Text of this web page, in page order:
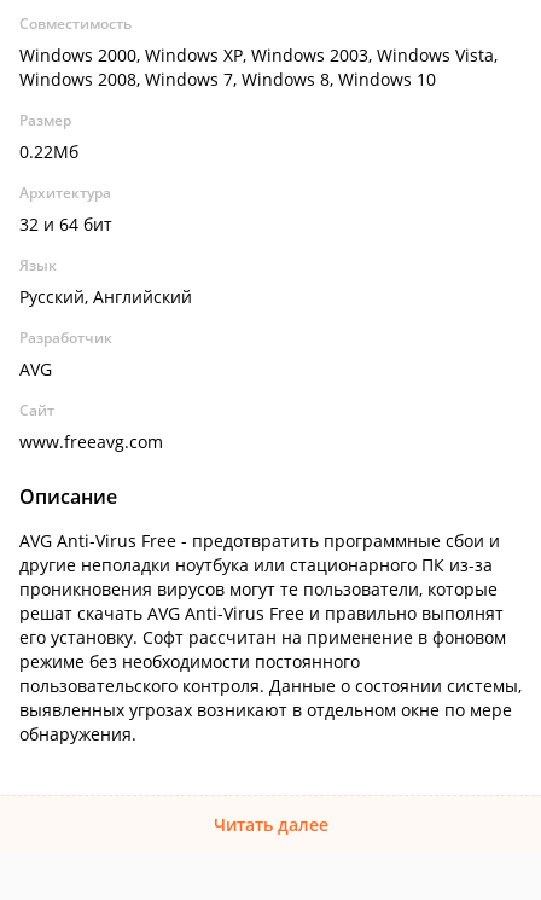
Совместимость
Windows 2000, Windows XP, Windows 2003, Windows Vista,
Windows 2008, Windows 7, Windows 8, Windows 10
Размер
0.22Мб
Архитектура
32 и 64 бит
Язык
Русский, Английский
Разработчик
AVG
Сайт
www.freeavg.com
Описание
AVG Anti-Virus Free - предотвратить программные сбои и
другие неполадки ноутбука или стационарного ПК из-за
проникновения вирусов могут те пользователи, которые
решат скачать AVG Anti-Virus Free и правильно выполнят
его установку. Софт рассчитан на применение в фоновом
режиме без необходимости постоянного
пользовательского контроля. Данные о состоянии системы,
выявленных угрозах возникают в отдельном окне по мере
обнаружения.
Читать далее